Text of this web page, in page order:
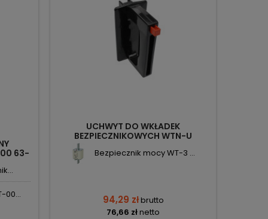
00 63-
00...
UCHWYT DO WKŁADEK
BEZPIECZNIKOWYCH WTN-U
Bezpiecznik mocy WT-3 ...
94,29 złbrutto
76,66 złnetto